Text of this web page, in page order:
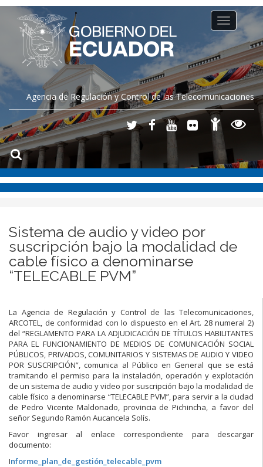
Agencia de Regulación y Control de las Telecomunicaciones
Toggle
navigation
Sistema de audio y video por
suscripción bajo la modalidad de
cable físico a denominarse
“TELECABLE PVM”
La Agencia de Regulación y Control de las Telecomunicaciones,
ARCOTEL, de conformidad con lo dispuesto en el Art. 28 numeral 2)
del “REGLAMENTO PARA LA ADJUDICACIÓN DE TÍTULOS HABILITANTES
PARA EL FUNCIONAMIENTO DE MEDIOS DE COMUNICACIÓN SOCIAL
PÚBLICOS, PRIVADOS, COMUNITARIOS Y SISTEMAS DE AUDIO Y VIDEO
POR SUSCRIPCIÓN”, comunica al Público en General que se está
tramitando el permiso para la instalación, operación y explotación
de un sistema de audio y video por suscripción bajo la modalidad de
cable físico a denominarse “TELECABLE PVM”, para servir a la ciudad
de Pedro Vicente Maldonado, provincia de Pichincha, a favor del
señor Segundo Ramón Aucancela Solís.
Favor ingresar al enlace correspondiente para descargar
documento:
Informe_plan_de_gestión_telecable_pvm